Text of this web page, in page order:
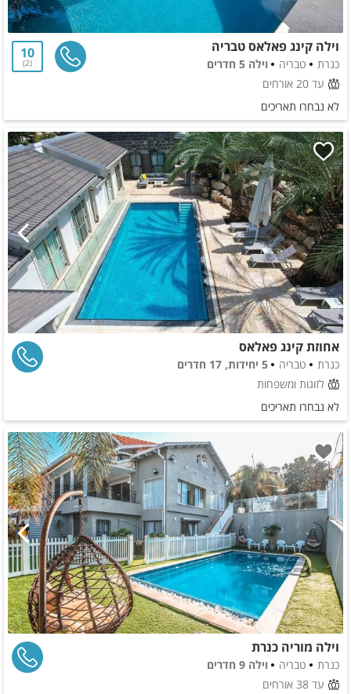
וילה קינג פאלאס טבריה
כנרת טבריה
וילה 5 חדרים
עד 20 אורחים
10
2
לא נבחרו תאריכים
אחוזת קינג פאלאס
כנרת טבריה
5 יחידות, 17 חדרים
לזוגות ומשפחות
לא נבחרו תאריכים
וילה מוריה כנרת
כנרת טבריה
וילה 9 חדרים
עד 38 אורחים